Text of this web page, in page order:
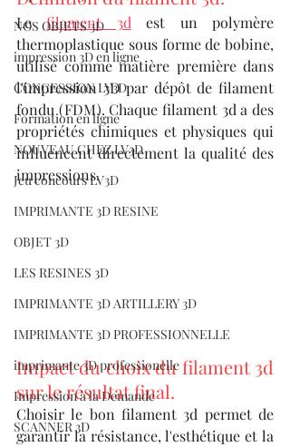
NOS OBJETS 3D
impression 3D en ligne
CONCESSION LV3D
Formation en ligne
NOUVEAU CHEZ LV3D
Jeu concours LV3D
IMPRIMANTE 3D RESINE
OBJET 3D
LES RESINES 3D
IMPRIMANTE 3D ARTILLERY 3D
IMPRIMANTE 3D PROFESSIONNELLE
imprimante 3D professionelle
Impression à la Demande
SCANNER 3D
Le filament 3d est un polymère
thermoplastique sous forme de bobine,
utilisé comme matière première dans
l'impression 3D par dépôt de filament
fondu (FDM). Chaque filament 3d a des
propriétés chimiques et physiques qui
influencent directement la qualité des
impressions.
Impact du choix du filament 3d
sur le résultat final.
Choisir le bon filament 3d permet de
garantir la résistance, l'esthétique et la